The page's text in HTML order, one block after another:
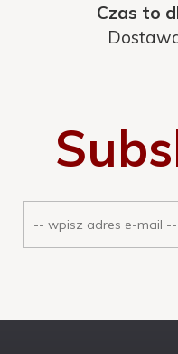
Czas to